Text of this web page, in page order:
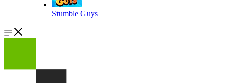
Stumble Guys